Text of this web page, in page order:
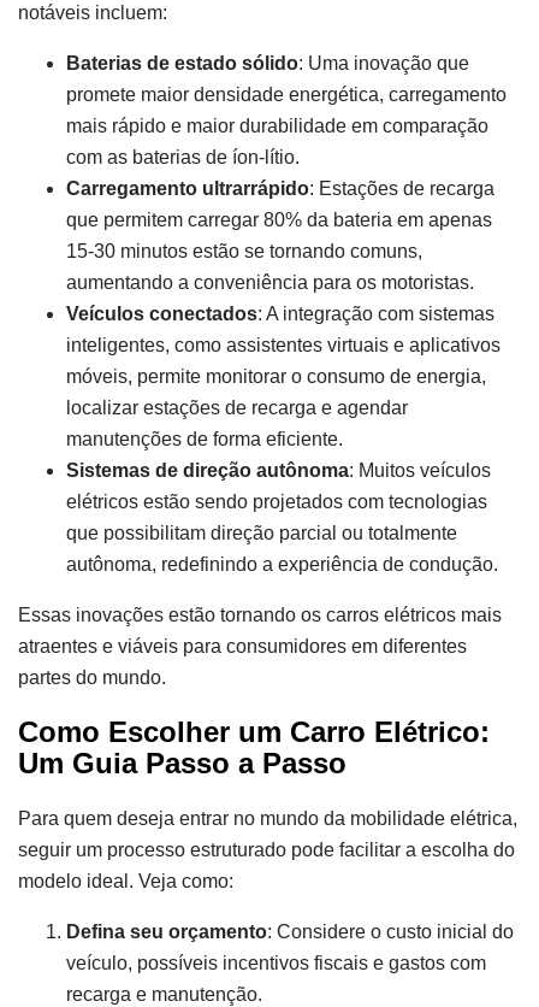
notáveis incluem:
Baterias de estado sólido: Uma inovação que
promete maior densidade energética, carregamento
mais rápido e maior durabilidade em comparação
com as baterias de íon-lítio.
Carregamento ultrarrápido: Estações de recarga
que permitem carregar 80% da bateria em apenas
15-30 minutos estão se tornando comuns,
aumentando a conveniência para os motoristas.
Veículos conectados: A integração com sistemas
inteligentes, como assistentes virtuais e aplicativos
móveis, permite monitorar o consumo de energia,
localizar estações de recarga e agendar
manutenções de forma eficiente.
Sistemas de direção autônoma: Muitos veículos
elétricos estão sendo projetados com tecnologias
que possibilitam direção parcial ou totalmente
autônoma, redefinindo a experiência de condução.
Essas inovações estão tornando os carros elétricos mais
atraentes e viáveis para consumidores em diferentes
partes do mundo.
Como Escolher um Carro Elétrico:
Um Guia Passo a Passo
Para quem deseja entrar no mundo da mobilidade elétrica,
seguir um processo estruturado pode facilitar a escolha do
modelo ideal. Veja como:
Defina seu orçamento: Considere o custo inicial do
veículo, possíveis incentivos fiscais e gastos com
recarga e manutenção.